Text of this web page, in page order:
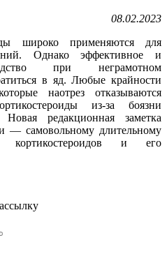
08.02.2023
широко применяются для
Однако эффективное и
при неграмотном
в яд. Любые крайности
наотрез отказываются
из-за боязни
редакционная заметка
— самовольному длительному
кортикостероидов и его